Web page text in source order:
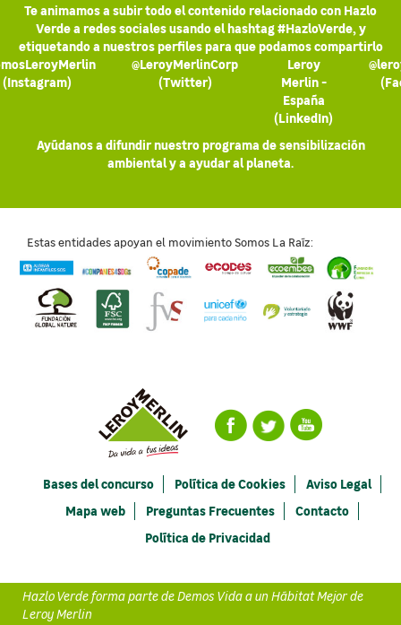
Te animamos a subir todo el contenido relacionado con Hazlo
Verde a redes sociales usando el hashtag #HazloVerde, y
etiquetando a nuestros perfiles para que podamos compartirlo
(Instagram)
@LeroyMerlinCorp
(Twitter)
Leroy
Merlin -
España
(LinkedIn)
Ayúdanos a difundir nuestro programa de sensibilización
ambiental y a ayudar al planeta.
Estas entidades apoyan el movimiento Somos La Raíz:
Bases del concurso Política de Cookies
Aviso Legal
Mapa web
Preguntas Frecuentes
Contacto
Política de Privacidad
Hazlo Verde forma parte de Demos Vida a un Hábitat Mejor de
Leroy Merlin